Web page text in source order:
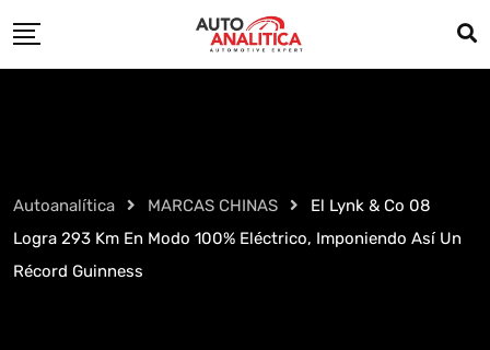
to
Autoanalítica MARCAS CHINAS
El Lynk & Co 08
Logra 293 Km En Modo 100% Eléctrico, Imponiendo Así Un
Récord Guinness